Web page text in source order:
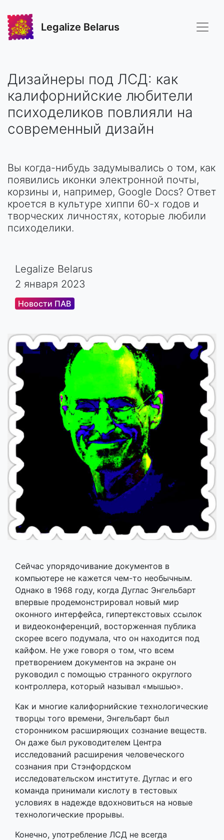
Legalize Belarus
Дизайнеры под ЛСД: как
калифорнийские любители
психоделиков повлияли на
современный дизайн
Вы когда-нибудь задумывались о том, как
появились иконки электронной почты,
корзины и, например, Google Docs? Ответ
кроется в культуре хиппи 60-х годов и
творческих личностях, которые любили
психоделики.
Legalize Belarus
2 января 2023
Новости ПАВ
Сейчас упорядочивание документов в
компьютере не кажется чем-то необычным.
Однако в 1968 году, когда Дуглас Энгельбарт
впервые продемонстрировал новый мир
оконного интерфейса, гипертекстовых ссылок
и видеоконференций, восторженная публика
скорее всего подумала, что он находится под
кайфом. Не уже говоря о том, что всем
претворением документов на экране он
руководил с помощью странного округлого
контроллера, который называл «мышью».
Как и многие калифорнийские технологические
творцы того времени, Энгельбарт был
сторонником расширяющих сознание веществ.
Он даже был руководителем Центра
исследований расширения человеческого
сознания при Стэнфордском
исследовательском институте. Дуглас и его
команда принимали кислоту в тестовых
условиях в надежде вдохновиться на новые
технологические прорывы.
Конечно, употребление ЛСД не всегда